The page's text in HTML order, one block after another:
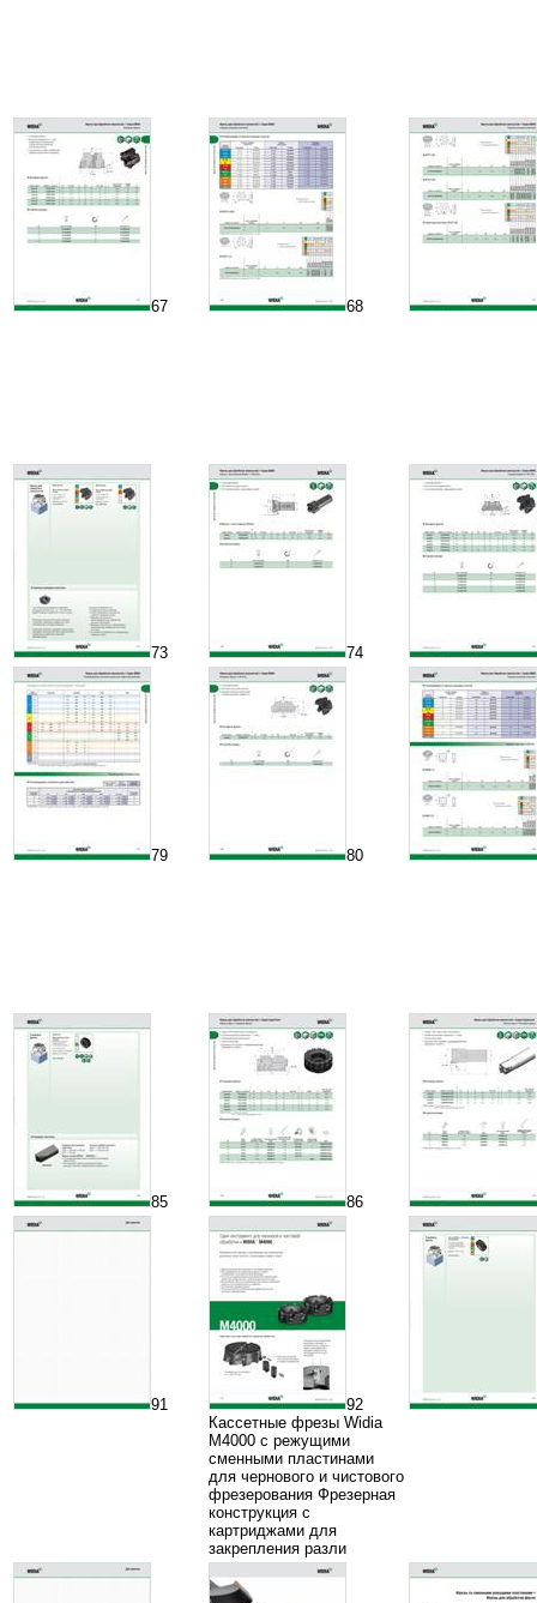
67 68
73 74
79 80
85 86
91
92
Кассетные фрезы Widia
M4000 с режущими
сменными пластинами
для чернового и чистового
фрезерования Фрезерная
конструкция с
картриджами для
закрепления разли